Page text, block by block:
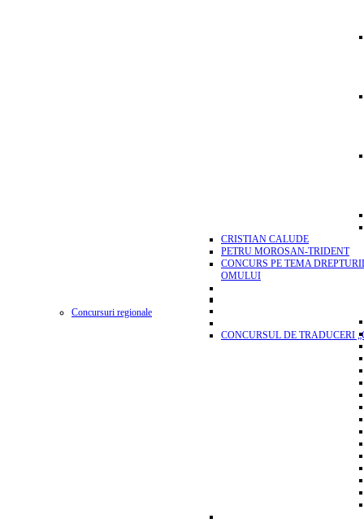
CRISTIAN CALUDE
PETRU MOROSAN-TRIDENT
CONCURS PE TEMA
OMULUI
Concursuri regionale
CONCURSUL DE TRADUCERI